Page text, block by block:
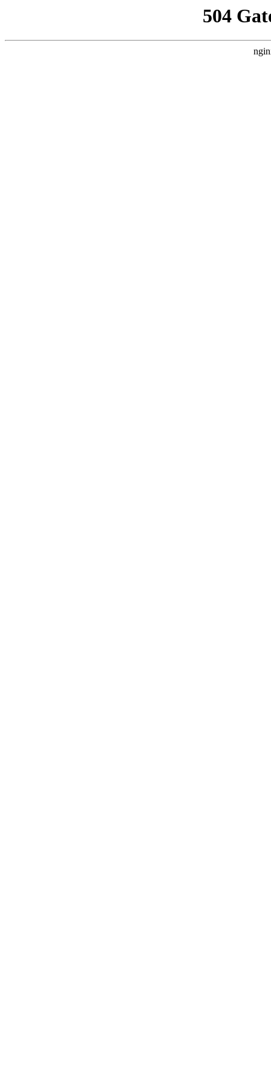
504